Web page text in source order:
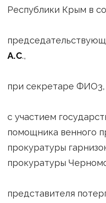
Республики Крым в
А.С.,
при секретаре ФИО3,
с участием
помощника венного
прокуратуры
прокуратуры
представителя